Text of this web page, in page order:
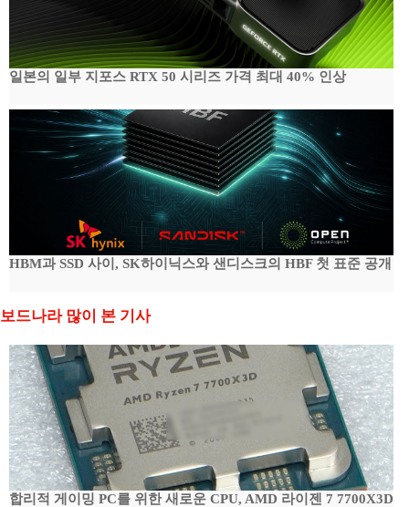
일본의 일부 지포스 RTX 50 시리즈 가격 최대 40% 인상
HBM과 SSD 사이, SK하이닉스와 샌디스크의 HBF 첫 표준 공개
보드나라 많이 본 기사
합리적 게이밍 PC를 위한 새로운 CPU, AMD 라이젠 7 7700X3D